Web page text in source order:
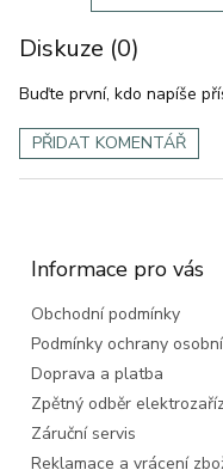
Diskuze (0)
Buďte první, kdo napíše
PŘIDAT KOMENTÁŘ
Informace pro vás
Obchodní podmínky
Podmínky ochrany
Doprava a platba
Zpětný odběr
Záruční servis
Reklamace a vrácení